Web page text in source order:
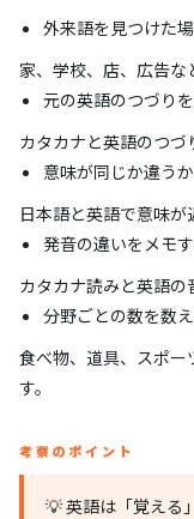
外来語を見つけた
家、学校、店、広告な
元の英語のつづり
カタカナと英語のつづ
意味が同じか違う
日本語と英語で意味が
発音の違いをメモ
カタカナ読みと英語の
分野ごとの数を数
食べ物、道具、スポー
す。
考察のポイント
💡 英語は「覚える